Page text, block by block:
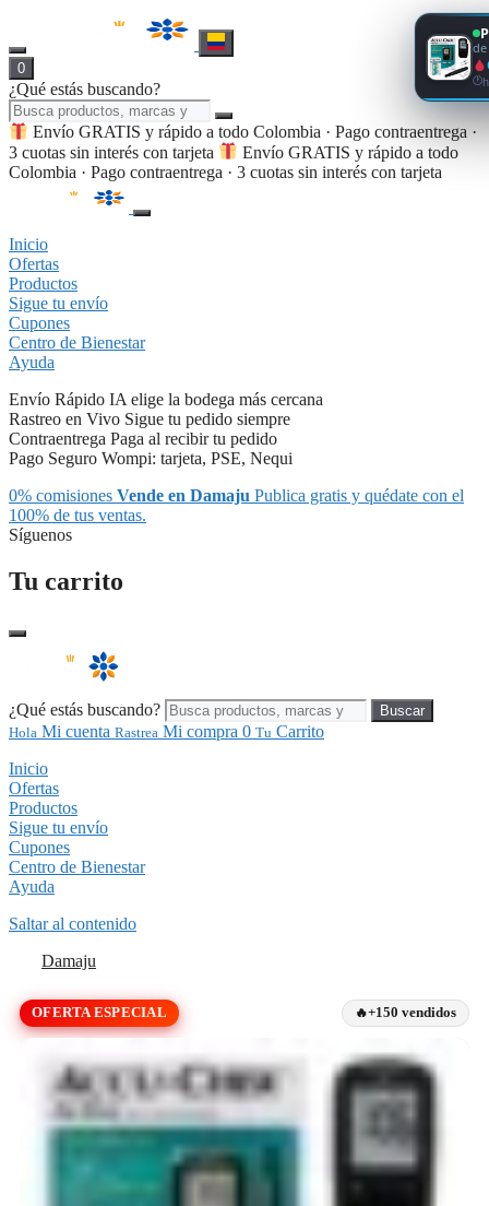
0
¿Qué estás buscando?
Envío GRATIS y rápido a todo Colombia · Pago contraentrega ·
3 cuotas sin interés con tarjeta
Envío GRATIS y rápido a todo
Colombia · Pago contraentrega · 3 cuotas sin interés con tarjeta
Inicio
Ofertas
Productos
Sigue tu envío
Cupones
Centro de Bienestar
Ayuda
Envío Rápido IA elige la bodega más cercana
Rastreo en Vivo Sigue tu pedido siempre
Contraentrega Paga al recibir tu pedido
Pago Seguro Wompi: tarjeta, PSE, Nequi
0% comisiones Vende en Damaju Publica gratis y quédate con el
100% de tus ventas.
Síguenos
Tu carrito
¿Qué estás buscando?
Buscar
Hola Mi cuenta Rastrea Mi compra 0 Tu Carrito
Inicio
Ofertas
Productos
Sigue tu envío
Cupones
Centro de Bienestar
Ayuda
Saltar al contenido
Damaju
OFERTA ESPECIAL +150 vendidos
de